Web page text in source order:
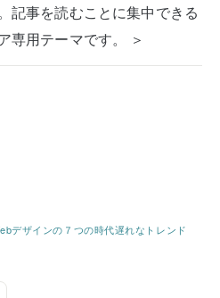
記事を読むことに集中できる
専用テーマです。 ＞
デザインの７つの時代遅れなトレンド